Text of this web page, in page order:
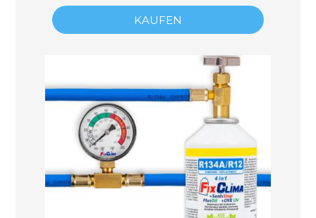
KAUFEN